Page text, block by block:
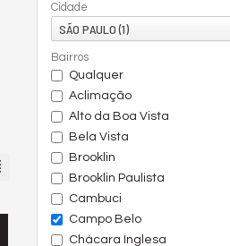
Cidade
SÃO PAULO (1)
Bairros
Qualquer
Aclimação
Alto da Boa Vista
Bela Vista
Brooklin
Brooklin Paulista
Cambuci
Campo Belo
Chácara Inglesa